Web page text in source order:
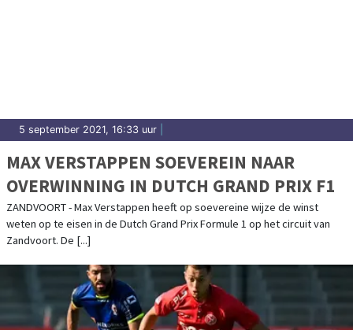
5 september 2021, 16:33 uur
MAX VERSTAPPEN SOEVEREIN NAAR
OVERWINNING IN DUTCH GRAND PRIX F1
ZANDVOORT - Max Verstappen heeft op soevereine wijze de winst
weten op te eisen in de Dutch Grand Prix Formule 1 op het circuit van
Zandvoort. De [...]